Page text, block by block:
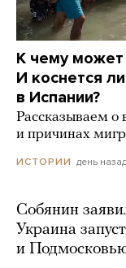
К чему может
И коснется
в Испании?
Рассказываем о
и причинах
ИСТОРИИ день назад
Собянин
Украина
и